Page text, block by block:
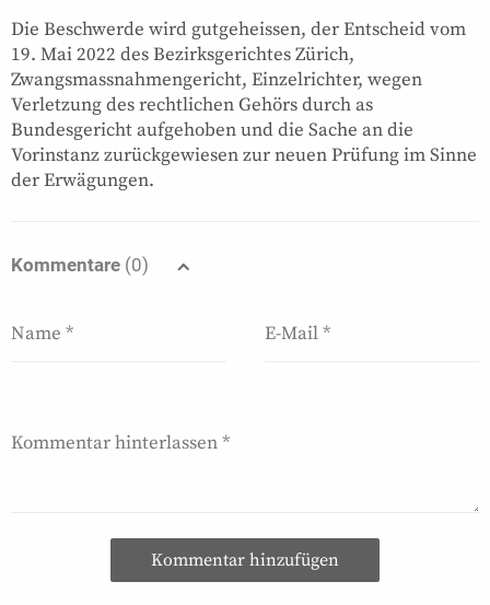
Die Beschwerde wird gutgeheissen, der Entscheid vom
19. Mai 2022 des Bezirksgerichtes Zürich,
Zwangsmassnahmengericht, Einzelrichter, wegen
Verletzung des rechtlichen Gehörs durch as
Bundesgericht aufgehoben und die Sache an die
Vorinstanz zurückgewiesen zur neuen Prüfung im Sinne
der Erwägungen.
Kommentare (0)
Kommentar hinzufügen